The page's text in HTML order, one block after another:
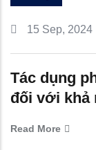
15 Sep, 2024
Tác dụng
đối với khả
Read More